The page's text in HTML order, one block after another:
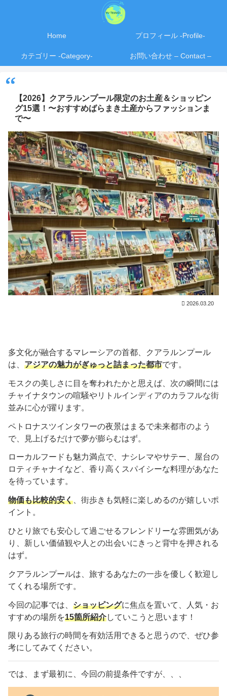
Home プロフィール -Profile-
カテゴリー -Category- お問い合わせ – Contact –
【2026】クアラルンプール限定のお土産＆ショッピン
グ15選！〜おすすめばらまき土産からファッションま
で〜
2026.03.20
多文化が融合するマレーシアの首都、クアラルンプール
は、 アジアの魅力がぎゅっと詰まった都市です。
モスクの美しさに目を奪われたかと思えば、次の瞬間には
チャイナタウンの喧騒やリトルインディアのカラフルな街
並みに心が躍ります。
ペトロナスツインタワーの夜景はまるで未来都市のよう
で、見上げるだけで夢が膨らむはず。
ローカルフードも魅力満点で、ナシレマやサテー、屋台の
ロティチャナイなど、香り高くスパイシーな料理があなた
を待っています。
物価も比較的安く 、街歩きも気軽に楽しめるのが嬉しいポ
イント。
ひとり旅でも安心して過ごせるフレンドリーな雰囲気があ
り、新しい価値観や人との出会いにきっと背中を押される
はず。
クアラルンプールは、旅するあなたの一歩を優しく歓迎し
てくれる場所です。
今回の記事では、 ショッピングに焦点を置いて、人気・お
すすめの場所を15箇所紹介していこうと思います！
限りある旅行の時間を有効活用できると思うので、ぜひ参
考にしてみてください。
では、まず最初に、今回の前提条件ですが、、、